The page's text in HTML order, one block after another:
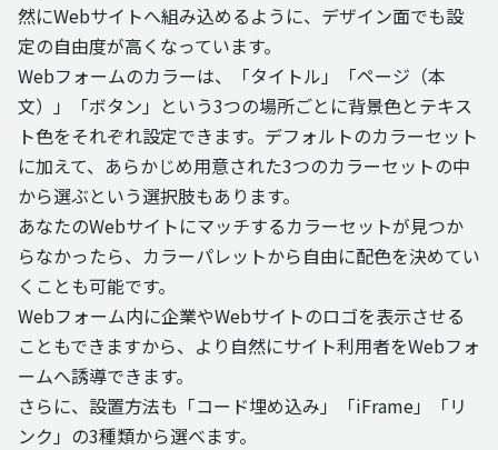
然にWebサイトへ組み込めるように、デザイン面でも設
定の自由度が高くなっています。
Webフォームのカラーは、「タイトル」「ページ（本
文）」「ボタン」という3つの場所ごとに背景色とテキス
ト色をそれぞれ設定できます。デフォルトのカラーセット
に加えて、あらかじめ用意された3つのカラーセットの中
から選ぶという選択肢もあります。
あなたのWebサイトにマッチするカラーセットが見つか
らなかったら、カラーパレットから自由に配色を決めてい
くことも可能です。
Webフォーム内に企業やWebサイトのロゴを表示させる
こともできますから、より自然にサイト利用者をWebフォ
ームへ誘導できます。
さらに、設置方法も「コード埋め込み」「iFrame」「リ
ンク」の3種類から選べます。